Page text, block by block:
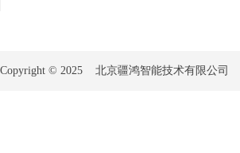
Copyright © 2025 北京疆鸿智能技术有限公司